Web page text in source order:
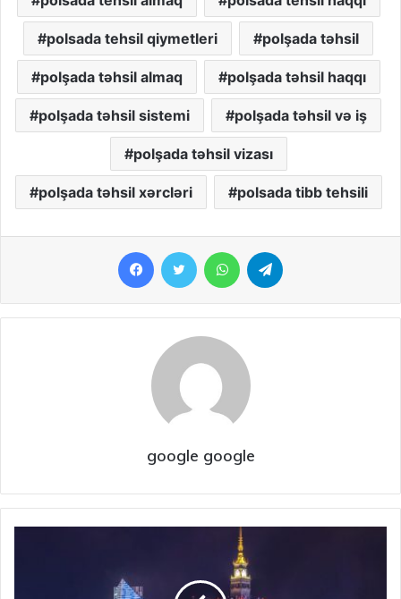
polsada tehsil qiymetleri polşada təhsil
polşada təhsil almaq polşada təhsil haqqı
polşada təhsil sistemi polşada təhsil və iş
polşada təhsil vizası
polşada təhsil xərcləri polsada tibb tehsili
FacebookTwitter WhatsApp
google google